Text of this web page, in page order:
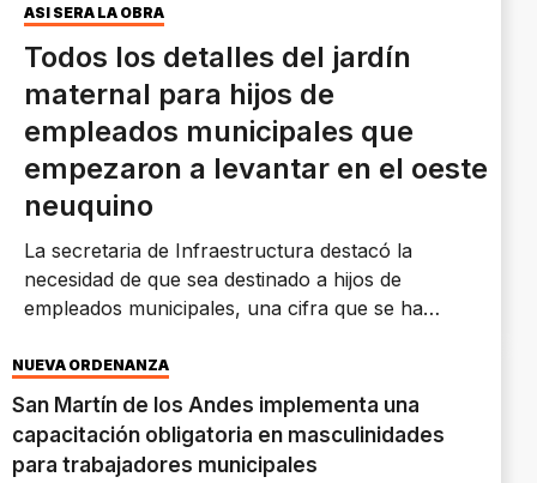
ASÍ SERÁ LA OBRA
Todos los detalles del jardín
maternal para hijos de
empleados municipales que
empezaron a levantar en el oeste
neuquino
La secretaria de Infraestructura destacó la
necesidad de que sea destinado a hijos de
empleados municipales, una cifra que se ha
NUEVA ORDENANZA
San Martín de los Andes implementa una
capacitación obligatoria en masculinidades
para trabajadores municipales